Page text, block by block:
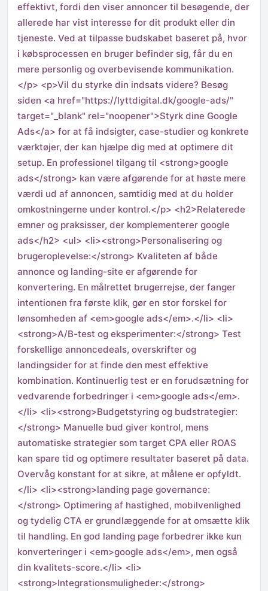
effektivt, fordi den viser annoncer til besøgende, der
allerede har vist interesse for dit produkt eller din
tjeneste. Ved at tilpasse budskabet baseret på, hvor
i købsprocessen en bruger befinder sig, får du en
mere personlig og overbevisende kommunikation.
</p> <p>Vil du styrke din indsats videre? Besøg
siden <a href="https://lyttdigital.dk/google-ads/"
target="_blank" rel="noopener">Styrk dine Google
Ads</a> for at få indsigter, case-studier og konkrete
værktøjer, der kan hjælpe dig med at optimere dit
setup. En professionel tilgang til <strong>google
ads</strong> kan være afgørende for at høste mere
værdi ud af annoncen, samtidig med at du holder
omkostningerne under kontrol.</p> <h2>Relaterede
emner og praksisser, der komplementerer google
ads</h2> <ul> <li><strong>Personalisering og
brugeroplevelse:</strong> Kvaliteten af både
annonce og landing-site er afgørende for
konvertering. En målrettet brugerrejse, der fanger
intentionen fra første klik, gør en stor forskel for
lønsomheden af <em>google ads</em>.</li> <li>
<strong>A/B-test og eksperimenter:</strong> Test
forskellige annoncedeals, overskrifter og
landingsider for at finde den mest effektive
kombination. Kontinuerlig test er en forudsætning for
vedvarende forbedringer i <em>google ads</em>.
</li> <li><strong>Budgetstyring og budstrategier:
</strong> Manuelle bud giver kontrol, mens
automatiske strategier som target CPA eller ROAS
kan spare tid og optimere resultater baseret på data.
Overvåg konstant for at sikre, at målene er opfyldt.
</li> <li><strong>landing page governance:
</strong> Optimering af hastighed, mobilvenlighed
og tydelig CTA er grundlæggende for at omsætte klik
til handling. En god landing page forbedrer ikke kun
konverteringer i <em>google ads</em>, men også
din kvalitets-score.</li> <li>
<strong>Integrationsmuligheder:</strong>